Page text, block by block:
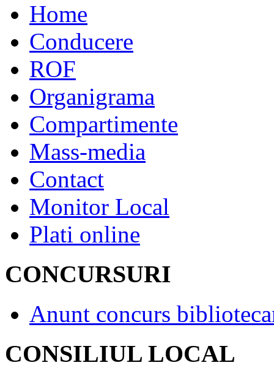
Home
Conducere
ROF
Organigrama
Compartimente
Mass-media
Contact
Monitor Local
Plati online
CONCURSURI
Anunt concurs
CONSILIUL LOCAL